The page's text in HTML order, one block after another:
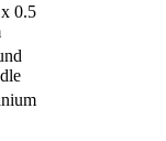
0.5